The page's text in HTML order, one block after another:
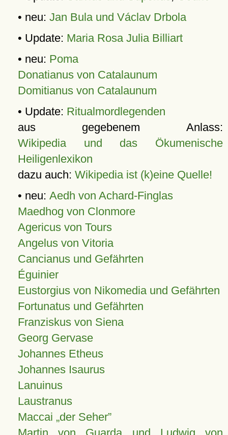
• neu: Jan Bula und Václav Drbola
• Update: Maria Rosa Julia Billiart
• neu: Poma
Donatianus von Catalaunum
Domitianus von Catalaunum
• Update: Ritualmordlegenden
aus gegebenem Anlass:
Wikipedia und das Ökumenische
Heiligenlexikon
dazu auch: Wikipedia ist (k)eine Quelle!
• neu: Aedh von Achard-Finglas
Maedhog von Clonmore
Agericus von Tours
Angelus von Vitoria
Cancianus und Gefährten
Éguinier
Eustorgius von Nikomedia und Gefährten
Fortunatus und Gefährten
Franziskus von Siena
Georg Gervase
Johannes Etheus
Johannes Isaurus
Lanuinus
Laustranus
Maccai „der Seher”